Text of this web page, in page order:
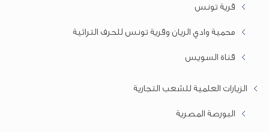
قرية تونس
محمية وادي الريان وقرية تونس للحرف التراثية
قناة السويس
الزيارات العلمية للشعب التجارية
البورصة المصرية